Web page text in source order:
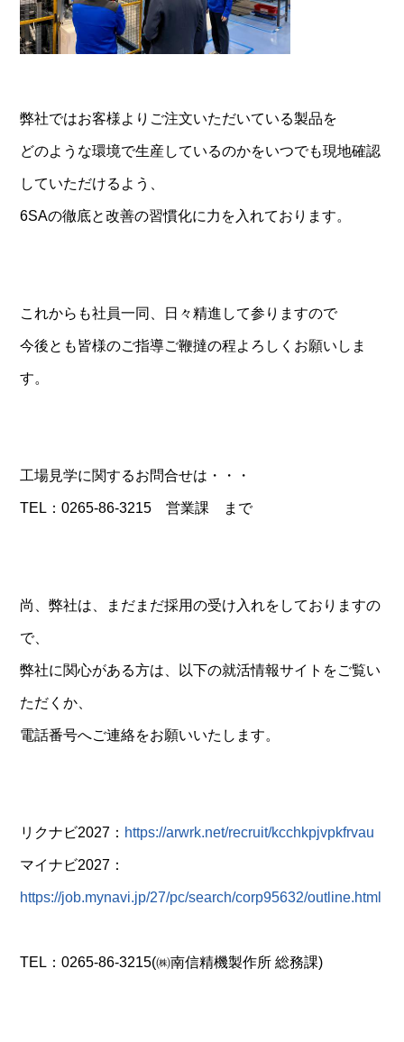
弊社ではお客様よりご注文いただいている製品を
どのような環境で生産しているのかをいつでも現地確認
していただけるよう、
6SAの徹底と改善の習慣化に力を入れております。
これからも社員一同、日々精進して参りますので
今後とも皆様のご指導ご鞭撻の程よろしくお願いしま
す。
工場見学に関するお問合せは・・・
TEL：0265-86-3215 営業課 まで
尚、弊社は、まだまだ採用の受け入れをしておりますの
で、
弊社に関心がある方は、以下の就活情報サイトをご覧い
ただくか、
電話番号へご連絡をお願いいたします。
リクナビ2027： https://arwrk.net/recruit/kcchkpjvpkfrvau
マイナビ2027：
https://job.mynavi.jp/27/pc/search/corp95632/outline.html
TEL：0265-86-3215(㈱南信精機製作所 総務課)